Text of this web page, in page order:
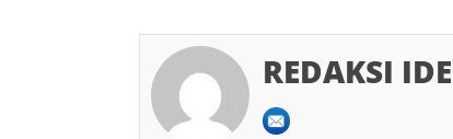
REDAKSI